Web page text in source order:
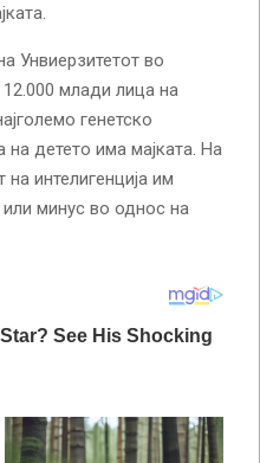
Унвиерзитетот во
12.000 млади лица на
генетско
на детето има мајката. На
интелигенција им
минус во однос на